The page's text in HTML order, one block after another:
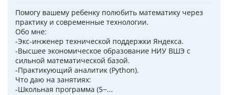
Помогу вашему ребенку полюбить математику через
практику и современные технологии.
Обо мне:
-Экс-инженер технической поддержки Яндекса.
-Высшее экономическое образование НИУ ВШЭ с
сильной математической базой.
-Практикующий аналитик (Python).
Что даю на занятиях:
-Школьная программа (5−...